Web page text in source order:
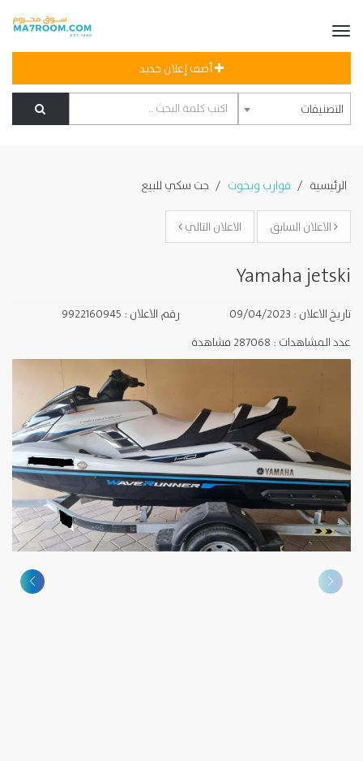
أضف إعلان جديد
التصنيفات
الرئيسية قوارب ويخوت جت سكي للبيع
الاعلان السابق الاعلان التالي
Yamaha jetski
تاريخ الاعلان : 09/04/2023
رقم الاعلان : 9922160945
عدد المشاهدات : 287068 مشاهدة